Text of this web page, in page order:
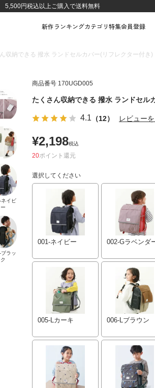
5,500円税込以上ご購入で送料無料
新作ランキングカテゴリ特集会員登録
収納できる 撥水 ランドセルカバー(リフレクター付き)
イビ
ー
ラッ
ク
商品番号 170UGD005
たくさん収納できる 撥水 ランドセル
4.1 （12） レビュー
¥2,198税込
20ポイント
選択してください
001-ネイビー 002-Gラベンダ
005-Lカーキ 006-Lブラウン